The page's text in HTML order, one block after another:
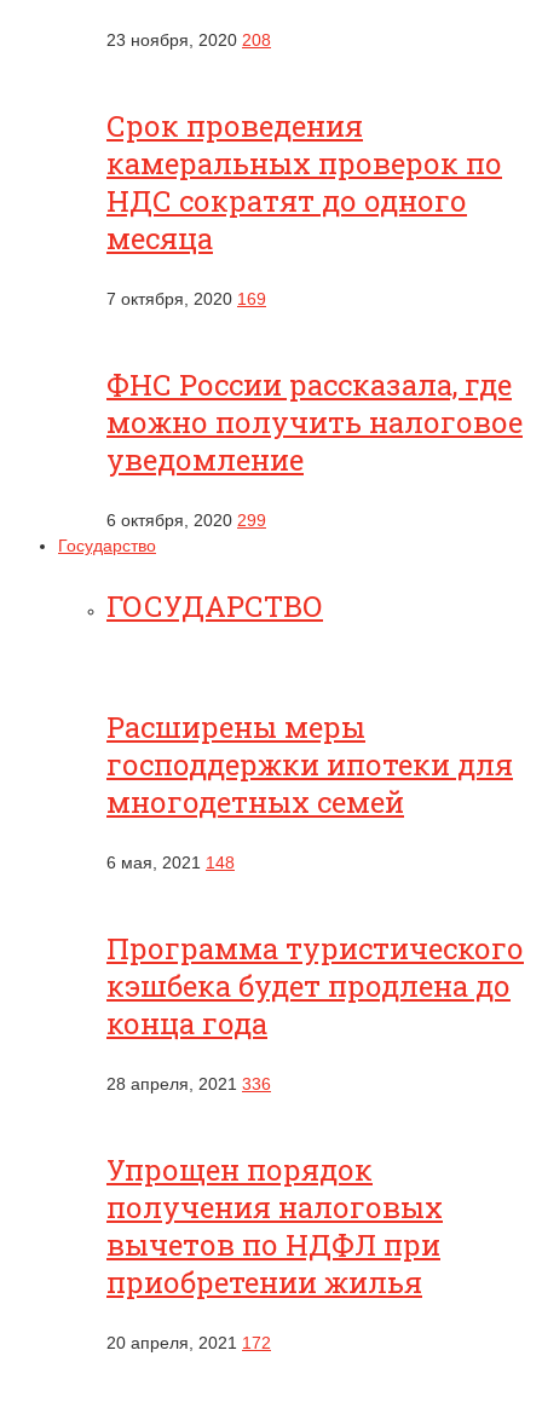
23 ноября, 2020 208
Срок проведения
камеральных проверок по
НДС сократят до одного
месяца
7 октября, 2020 169
ФНС России рассказала, где
можно получить налоговое
уведомление
6 октября, 2020 299
Государство
ГОСУДАРСТВО
Расширены меры
господдержки ипотеки для
многодетных семей
6 мая, 2021 148
Программа туристического
кэшбека будет продлена до
конца года
28 апреля, 2021 336
Упрощен порядок
получения налоговых
вычетов по НДФЛ при
приобретении жилья
20 апреля, 2021 172